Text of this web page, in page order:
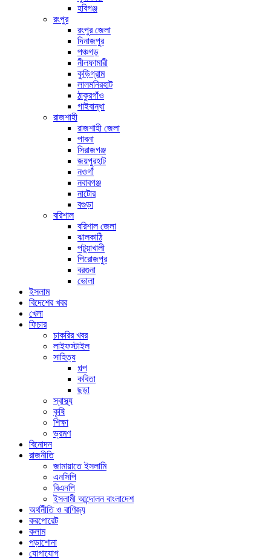
হবিগঞ্জ
রংপুর
রংপুর জেলা
দিনাজপুর
পঞ্চগড়
নীলফামারী
কুড়িগ্রাম
লালমনিরহাট
ঠাকুরগাঁও
গাইবান্ধা
রাজশাহী
রাজশাহী জেলা
পাবনা
সিরাজগঞ্জ
জয়পুরহাট
নওগাঁ
নবাবগঞ্জ
নাটোর
বগুড়া
বরিশাল
বরিশাল জেলা
ঝালকাঠি
পটুয়াখালী
পিরোজপুর
বরগুনা
ভোলা
ইসলাম
বিদেশের খবর
খেলা
ফিচার
চাকরির খবর
লাইফস্টাইল
সাহিত্য
গল্প
কবিতা
ছড়া
স্বাস্থ্য
কৃষি
শিক্ষা
ভ্রমণ
বিনোদন
রাজনীতি
জামায়াতে ইসলামি
এনসিপি
বিএনপি
ইসলামী আন্দোলন বাংলাদেশ
অর্থনীতি ও বাণিজ্য
করপোরেট
কলাম
পড়াশোনা
যোগাযোগ